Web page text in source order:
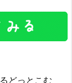
どっとこむ